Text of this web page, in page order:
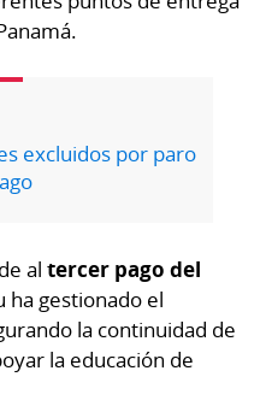
excluidos por paro
altercer pago del
ha gestionado el
la continuidad de
la educación de